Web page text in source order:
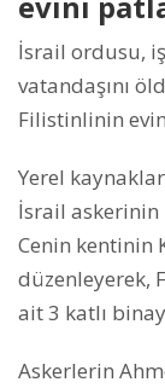
İsrail ordusu,
vatandaşını
Filistinlinin
Yerel
İsrail askerinin
Cenin kentinin
düzenleyerek,
ait 3 katlı
Askerlerin